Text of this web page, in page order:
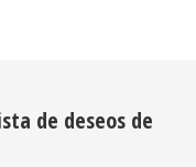
de deseos de